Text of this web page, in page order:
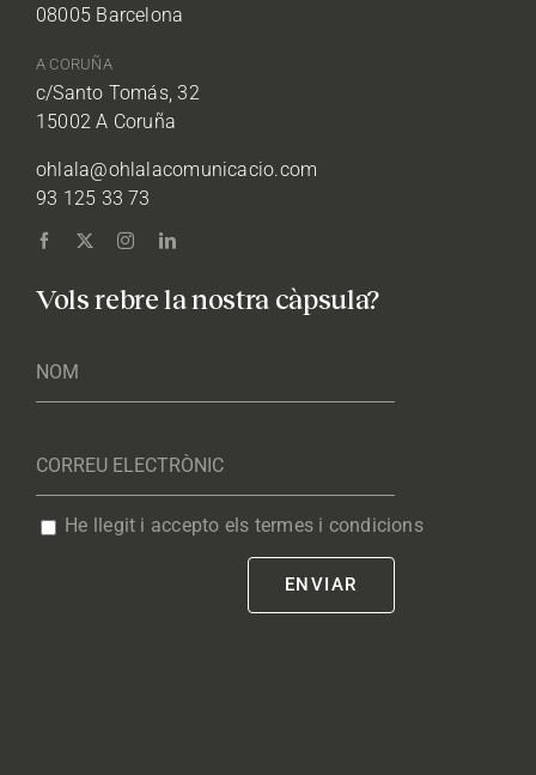
08005 Barcelona
A CORUÑA
c/Santo Tomás, 32
15002 A Coruña
ohlala@ohlalacomunicacio.com
93 125 33 73
Vols rebre la nostra càpsula?
He llegit i accepto els termes i condicions